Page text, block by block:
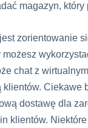
magazyn,
zorientowanie
możesz
chat z
klientów. Ciekawe
dostawę dla
klientów.